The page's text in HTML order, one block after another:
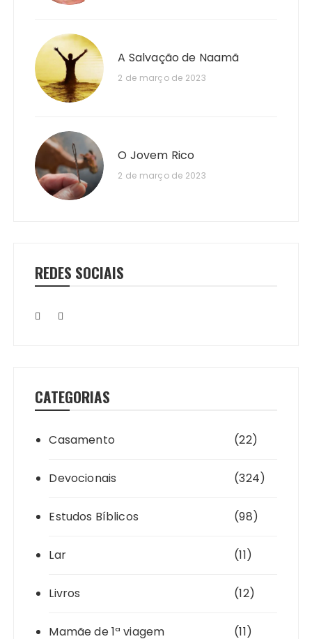
A Salvação de Naamã
2 de março de 2023
O Jovem Rico
2 de março de 2023
REDES SOCIAIS
CATEGORIAS
Casamento (22)
Devocionais (324)
Estudos Bíblicos (98)
Lar (11)
Livros (12)
Mamãe de 1ª viagem (11)